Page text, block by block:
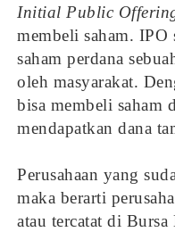
Initial Public
membeli saham. IPO
saham perdana
oleh masyarakat.
bisa membeli saham
mendapatkan dana
Perusahaan yang
maka berarti
atau tercatat di